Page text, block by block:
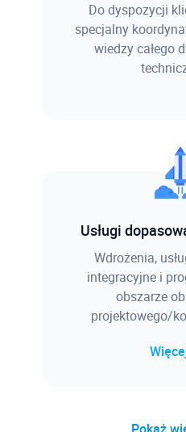
Do dyspozycji
specjalny
wiedzy całego
Usługi
Wdrożenia,
integracyjne i
obszarze
projektowego/